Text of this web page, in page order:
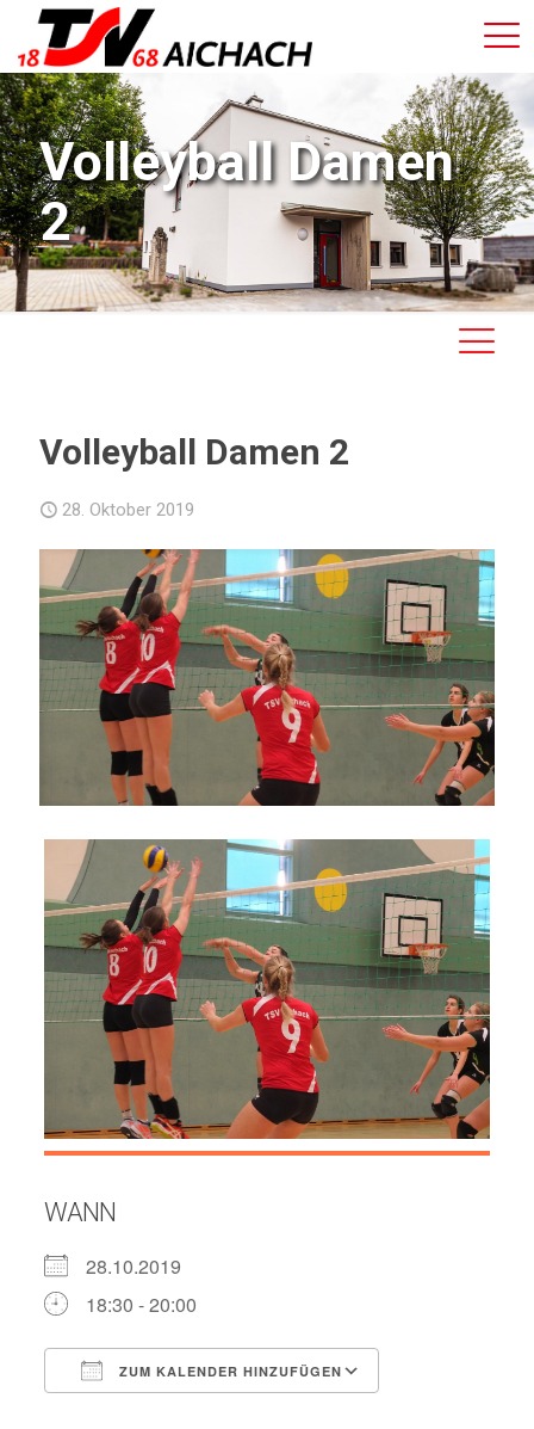
Volleyball Damen
2
Volleyball Damen 2
28. Oktober 2019
WANN
28.10.2019
18:30 - 20:00
ZUM KALENDER HINZUFÜGEN